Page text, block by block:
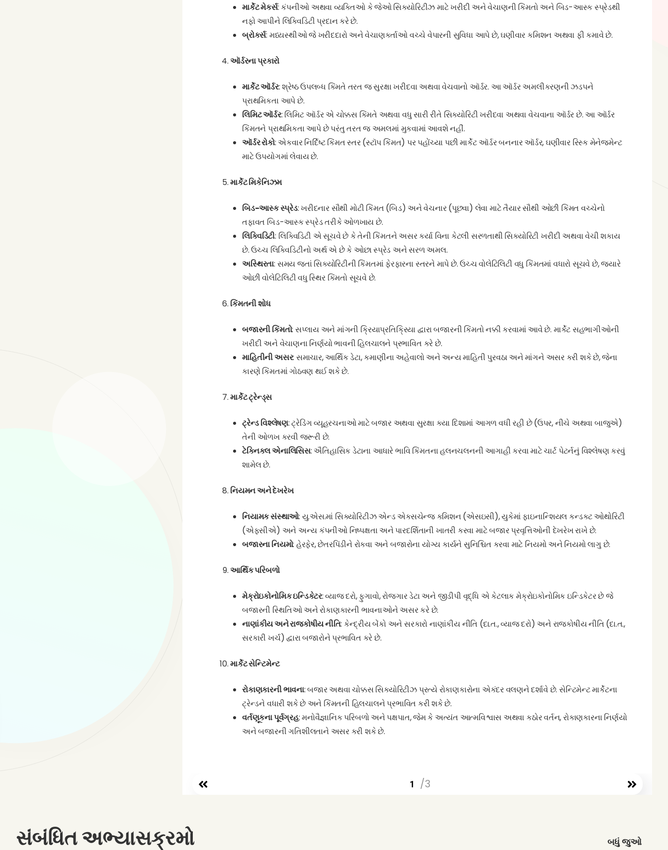
માર્કેટ મેકર્સ: કંપનીઓ અથવા વ્યક્તિઓ કે જેઓ સિક્યોરિટીઝ માટે ખરીદી અને વેચાણની કિંમતો અને બિડ-આસ્ક સ્પ્રેડથી
નફો આપીને લિક્વિડિટી પ્રદાન કરે છે.
બ્રોકર્સ: મધ્યસ્થીઓ જે ખરીદદારો અને વેચાણકર્તાઓ વચ્ચે વેપારની સુવિધા આપે છે, ઘણીવાર કમિશન અથવા ફી કમાવે છે.
ઑર્ડરના પ્રકારો
માર્કેટ ઑર્ડર: શ્રેષ્ઠ ઉપલબ્ધ કિંમતે તરત જ સુરક્ષા ખરીદવા અથવા વેચવાનો ઑર્ડર. આ ઑર્ડર અમલીકરણની ઝડપને
પ્રાથમિકતા આપે છે.
લિમિટ ઑર્ડર: લિમિટ ઑર્ડર એ ચોક્કસ કિંમતે અથવા વધુ સારી રીતે સિક્યોરિટી ખરીદવા અથવા વેચવાના ઑર્ડર છે. આ ઑર્ડર
કિંમતને પ્રાથમિકતા આપે છે પરંતુ તરત જ અમલમાં મુકવામાં આવશે નહીં.
ઑર્ડર રોકો: એકવાર નિર્દિષ્ટ કિંમત સ્તર (સ્ટૉપ કિંમત) પર પહોંચ્યા પછી માર્કેટ ઑર્ડર બનનાર ઑર્ડર, ઘણીવાર રિસ્ક મેનેજમેન્ટ
માટે ઉપયોગમાં લેવાય છે.
માર્કેટ મિકેનિઝમ
બિડ-આસ્ક સ્પ્રેડ: ખરીદનાર સૌથી મોટી કિંમત (બિડ) અને વેચનાર (પૂછવા) લેવા માટે તૈયાર સૌથી ઓછી કિંમત વચ્ચેનો
તફાવત બિડ-આસ્ક સ્પ્રેડ તરીકે ઓળખાય છે.
લિક્વિડિટી: લિક્વિડિટી એ સૂચવે છે કે તેની કિંમતને અસર કર્યા વિના કેટલી સરળતાથી સિક્યોરિટી ખરીદી અથવા વેચી શકાય
છે. ઉચ્ચ લિક્વિડિટીનો અર્થ એ છે કે ઓછા સ્પ્રેડ અને સરળ અમલ.
અસ્થિરતા: સમય જતાં સિક્યોરિટીની કિંમતમાં ફેરફારના સ્તરને માપે છે. ઉચ્ચ વોલેટિલિટી વધુ કિંમતમાં વધારો સૂચવે છે, જ્યારે
ઓછી વોલેટિલિટી વધુ સ્થિર કિંમતો સૂચવે છે.
કિંમતની શોધ
બજારની કિંમતો: સપ્લાય અને માંગની ક્રિયાપ્રતિક્રિયા દ્વારા બજારની કિંમતો નક્કી કરવામાં આવે છે. માર્કેટ સહભાગીઓની
ખરીદી અને વેચાણના નિર્ણયો ભાવની હિલચાલને પ્રભાવિત કરે છે.
માહિતીની અસર: સમાચાર, આર્થિક ડેટા, કમાણીના અહેવાલો અને અન્ય માહિતી પુરવઠા અને માંગને અસર કરી શકે છે, જેના
કારણે કિંમતમાં ગોઠવણ થઈ શકે છે.
માર્કેટ ટ્રેન્ડ્સ
ટ્રેન્ડ વિશ્લેષણ: ટ્રેડિંગ વ્યૂહરચનાઓ માટે બજાર અથવા સુરક્ષા કયા દિશામાં આગળ વધી રહી છે (ઉપર, નીચે અથવા બાજુએ)
તેની ઓળખ કરવી જરૂરી છે.
ટેક્નિકલ એનાલિસિસ: ઐતિહાસિક ડેટાના આધારે ભાવિ કિંમતના હલનચલનની આગાહી કરવા માટે ચાર્ટ પેટર્નનું વિશ્લેષણ કરવું
શામેલ છે.
નિયમન અને દેખરેખ
નિયામક સંસ્થાઓ: યુ.એસ.માં સિક્યોરિટીઝ એન્ડ એક્સચેન્જ કમિશન (એસઇસી), યુકેમાં ફાઇનાન્શિયલ કન્ડક્ટ ઓથોરિટી
(એફસીએ) અને અન્ય કંપનીઓ નિષ્પક્ષતા અને પારદર્શિતાની ખાતરી કરવા માટે બજાર પ્રવૃત્તિઓની દેખરેખ રાખે છે.
બજારના નિયમો: હેરફેર, છેતરપિંડીને રોકવા અને બજારોના યોગ્ય કાર્યને સુનિશ્ચિત કરવા માટે નિયમો અને નિયમો લાગુ છે.
આર્થિક પરિબળો
મેક્રોઇકોનોમિક ઇન્ડિકેટર: વ્યાજ દરો, ફુગાવો, રોજગાર ડેટા અને જીડીપી વૃદ્ધિ એ કેટલાક મેક્રોઇકોનોમિક ઇન્ડિકેટર છે જે
બજારની સ્થિતિઓ અને રોકાણકારની ભાવનાઓને અસર કરે છે.
નાણાંકીય અને રાજકોષીય નીતિ: કેન્દ્રીય બેંકો અને સરકારો નાણાંકીય નીતિ (દા.ત., વ્યાજ દરો) અને રાજકોષીય નીતિ (દા.ત.,
સરકારી ખર્ચ) દ્વારા બજારોને પ્રભાવિત કરે છે.
માર્કેટ સેન્ટિમેન્ટ
રોકાણકારની ભાવના: બજાર અથવા ચોક્કસ સિક્યોરિટીઝ પ્રત્યે રોકાણકારોના એકંદર વલણને દર્શાવે છે. સેન્ટિમેન્ટ માર્કેટના
ટ્રેન્ડને વધારી શકે છે અને કિંમતની હિલચાલને પ્રભાવિત કરી શકે છે.
વર્તણૂકના પૂર્વગ્રહ: મનોવૈજ્ઞાનિક પરિબળો અને પક્ષપાત, જેમ કે અત્યંત આત્મવિશ્વાસ અથવા કઠોર વર્તન, રોકાણકારના નિર્ણયો
અને બજારની ગતિશીલતાને અસર કરી શકે છે.
1 /3
સંબંધિત અભ્યાસક્રમો બધું જુઓ